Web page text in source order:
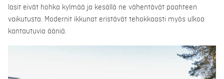
lasit eivät hohka kylmää ja kesällä ne vähentävät paahteen
vaikutusta. Modernit ikkunat eristävät tehokkaasti myös ulkoa
kantautuvia ääniä.